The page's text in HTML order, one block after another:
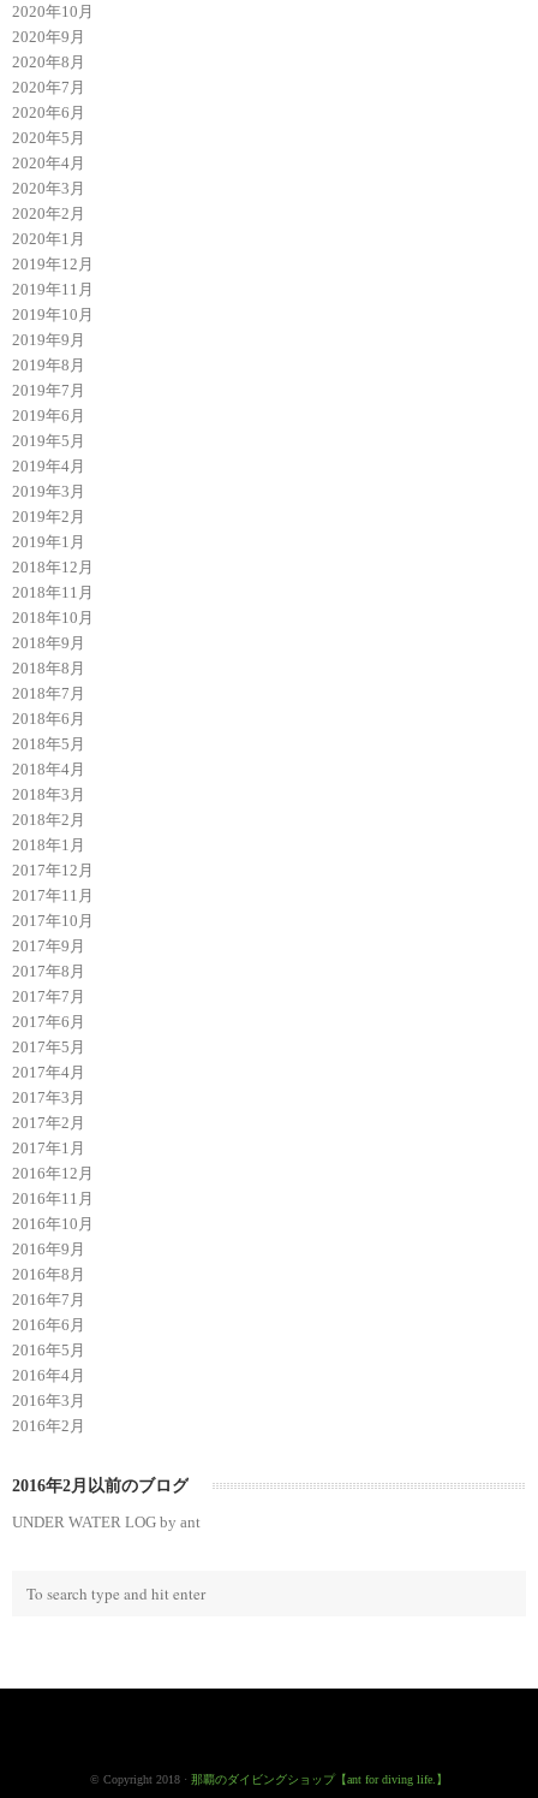
2020年10月
2020年9月
2020年8月
2020年7月
2020年6月
2020年5月
2020年4月
2020年3月
2020年2月
2020年1月
2019年12月
2019年11月
2019年10月
2019年9月
2019年8月
2019年7月
2019年6月
2019年5月
2019年4月
2019年3月
2019年2月
2019年1月
2018年12月
2018年11月
2018年10月
2018年9月
2018年8月
2018年7月
2018年6月
2018年5月
2018年4月
2018年3月
2018年2月
2018年1月
2017年12月
2017年11月
2017年10月
2017年9月
2017年8月
2017年7月
2017年6月
2017年5月
2017年4月
2017年3月
2017年2月
2017年1月
2016年12月
2016年11月
2016年10月
2016年9月
2016年8月
2016年7月
2016年6月
2016年5月
2016年4月
2016年3月
2016年2月
2016年2月以前のブログ
UNDER WATER LOG by ant
© Copyright 2018 · 那覇のダイビングショップ【ant for diving life.】